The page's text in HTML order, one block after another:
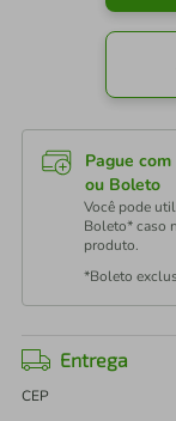
Pague
ou Boleto
Você pode
Boleto* caso
produto.
*Boleto
Entrega
CEP